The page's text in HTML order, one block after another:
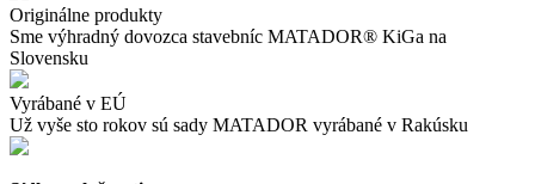
Originálne produkty
Sme výhradný dovozca stavebníc MATADOR® KiGa na
Slovensku
Vyrábané v EÚ
Už vyše sto rokov sú sady MATADOR vyrábané v Rakúsku